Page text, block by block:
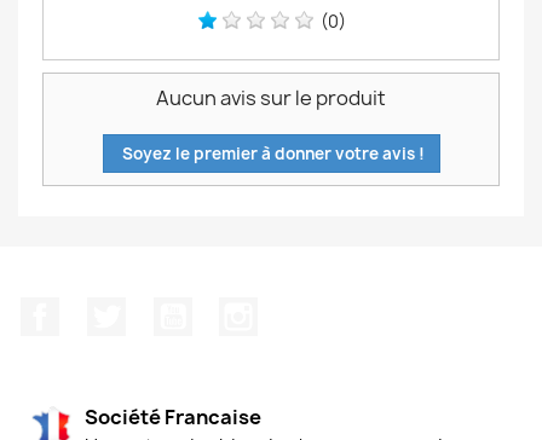
(0)
Aucun avis sur le produit
Soyez le premier à donner votre avis !
Société Francaise